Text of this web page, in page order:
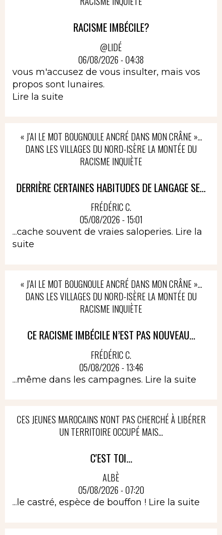
RACISME IMBÉCILE?
@LIDÉ
06/08/2026 - 04:38
vous m'accusez de vous insulter, mais vos
propos sont lunaires.
Lire la suite
« J’AI LE MOT BOUGNOULE ANCRÉ DANS MON CRÂNE »…
DANS LES VILLAGES DU NORD-ISÈRE LA MONTÉE DU
RACISME INQUIÈTE
DERRIÈRE CERTAINES HABITUDES DE LANGAGE SE...
FRÉDÉRIC C.
05/08/2026 - 15:01
...cache souvent de vraies saloperies. Lire la
suite
« J’AI LE MOT BOUGNOULE ANCRÉ DANS MON CRÂNE »…
DANS LES VILLAGES DU NORD-ISÈRE LA MONTÉE DU
RACISME INQUIÈTE
CE RACISME IMBÉCILE N’EST PAS NOUVEAU...
FRÉDÉRIC C.
05/08/2026 - 13:46
...même dans les campagnes. Lire la suite
CES JEUNES MAROCAINS N'ONT PAS CHERCHÉ À LIBÉRER
UN TERRITOIRE OCCUPÉ MAIS...
C'EST TOI...
ALBÈ
05/08/2026 - 07:20
...le castré, espèce de bouffon ! Lire la suite